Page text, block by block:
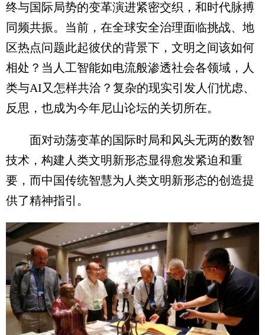
终与国际局势的变革演进紧密交织，和时代脉搏
同频共振。当前，在全球安全治理面临挑战、地
区热点问题此起彼伏的背景下，文明之间该如何
相处？当人工智能如电流般渗透社会各领域，人
类与AI又怎样共洽？复杂的现实引发人们忧虑、
反思，也成为今年尼山论坛的关切所在。
面对动荡变革的国际时局和风头无两的数智
技术，构建人类文明新形态显得愈发紧迫和重
要，而中国传统智慧为人类文明新形态的创造提
供了精神指引。